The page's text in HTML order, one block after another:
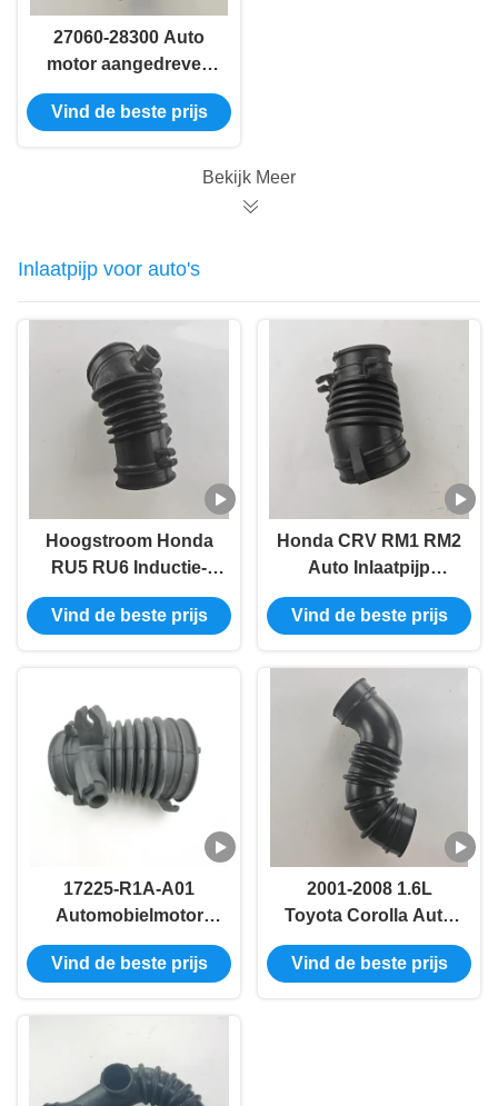
27060-28300 Auto
motor aangedreven
generator 2004-2012
RAV4 Toyota OEM
Vind de beste prijs
Bekijk Meer
Inlaatpijp voor auto's
Hoogstroom Honda
RU5 RU6 Inductie-
auto-inlaatpijp 17226-
51B-H00
Vind de beste prijs
Honda CRV RM1 RM2
Auto Inlaatpijp
Flexible Turbo Inlaat
Slang 17225-R6A-J00
Vind de beste prijs
17225-R1A-A01
Automobielmotor
Turbo-inlaatslang
Voor Honda FB2 FB3
Vind de beste prijs
2001-2008 1.6L
Toyota Corolla Auto
Inlaatpijp Slang
17881-0D040 17881-
Vind de beste prijs